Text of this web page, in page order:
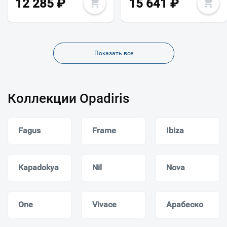
12 285 ₽ 15 641 ₽
Показать все
Коллекции Opadiris
Fagus Frame Ibiza
Kapadokya Nil Nova
One Vivace Арабеско